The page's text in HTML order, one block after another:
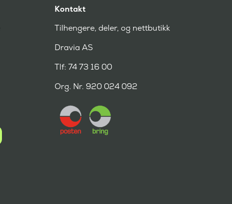
Kontakt
Tilhengere, deler, og nettbutikk
Dravia AS
Tlf: 74 73 16 00
Org. Nr. 920 024 092